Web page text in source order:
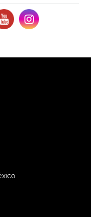
Instagram